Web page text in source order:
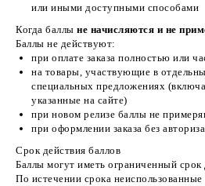
или иными доступными способами
Когда баллы не начисляются и не
Баллы не действуют:
при оплате заказа полностью или
на товары, участвующие в
специальных предложениях
указанные на сайте)
при новом релизе баллы не
при оформлении заказа без
Срок действия баллов
Баллы могут иметь ограниченный срок
По истечении срока неиспользованные